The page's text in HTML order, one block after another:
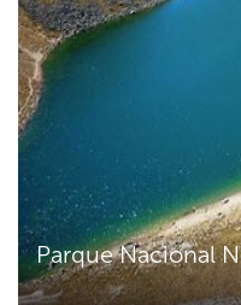
Parque Nacional